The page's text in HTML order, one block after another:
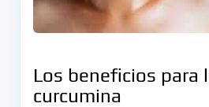
Los beneficios para
curcumina